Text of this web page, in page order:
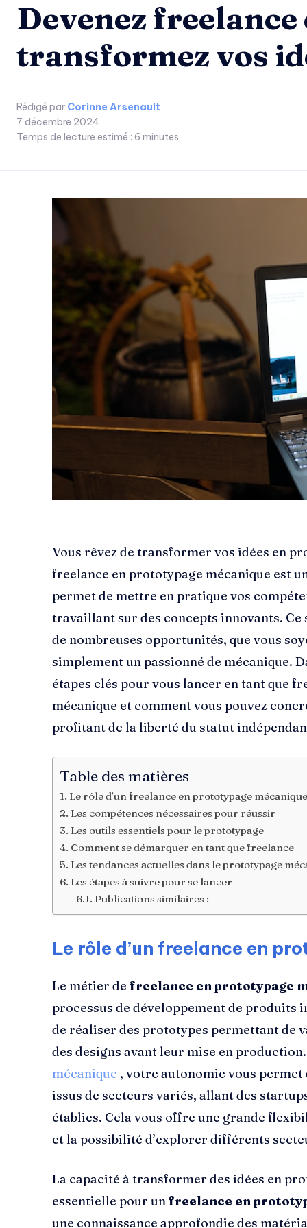
Devenez
transformez vos
Rédigé par Corinne Arsenault
7 décembre 2024
Temps de lecture estimé : 6 minutes
Vous rêvez de transformer vos idées en
freelance en prototypage mécanique est
permet de mettre en pratique vos
travaillant sur des concepts innovants.
de nombreuses opportunités, que vous
simplement un passionné de mécanique.
étapes clés pour vous lancer en tant que
mécanique et comment vous pouvez
profitant de la liberté du statut
Table des matières
Le rôle d’un freelance en prototypage
Les compétences nécessaires pour réussir
Les outils essentiels pour le prototypage
Comment se démarquer en tant que freelance
Les tendances actuelles dans le prototypage
Les étapes à suivre pour se lancer
Publications similaires :
Le rôle d’un freelance en
Le métier de freelance en prototypage
processus de développement de produits
de réaliser des prototypes permettant de
des designs avant leur mise en
mécanique , votre autonomie vous
issus de secteurs variés, allant des
établies. Cela vous offre une grande
et la possibilité d’explorer différents
La capacité à transformer des idées en
essentielle pour un freelance en
une connaissance approfondie des